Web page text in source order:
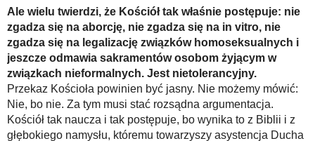
Ale wielu twierdzi, że Kościół tak właśnie postępuje: nie
zgadza się na aborcję, nie zgadza się na in vitro, nie
zgadza się na legalizację związków homoseksualnych i
jeszcze odmawia sakramentów osobom żyjącym w
związkach nieformalnych. Jest nietolerancyjny.
Przekaz Kościoła powinien być jasny. Nie możemy mówić:
Nie, bo nie. Za tym musi stać rozsądna argumentacja.
Kościół tak naucza i tak postępuje, bo wynika to z Biblii i z
głębokiego namysłu, któremu towarzyszy asystencja Ducha